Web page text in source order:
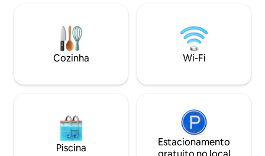
queen size, ar condicionado em todos os
quartos, chuveiro tipo spa, lava-louças e
uma lavadora-secadora), é o lugar
perfeito para relaxar!
apartamento
com tudo o que
Menção: durante
mar é obstruída
Cozinha Wi-Fi
Piscina
Estacionamento